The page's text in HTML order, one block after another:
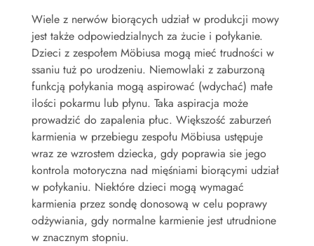
Wiele z nerwów biorących udział w produkcji mowy
jest także odpowiedzialnych za żucie i połykanie.
Dzieci z zespołem Möbiusa mogą mieć trudności w
ssaniu tuż po urodzeniu. Niemowlaki z zaburzoną
funkcją połykania mogą aspirować (wdychać) małe
ilości pokarmu lub płynu. Taka aspiracja może
prowadzić do zapalenia płuc. Większość zaburzeń
karmienia w przebiegu zespołu Möbiusa ustępuje
wraz ze wzrostem dziecka, gdy poprawia sie jego
kontrola motoryczna nad mięśniami biorącymi udział
w połykaniu. Niektóre dzieci mogą wymagać
karmienia przez sondę donosową w celu poprawy
odżywiania, gdy normalne karmienie jest utrudnione
w znacznym stopniu.